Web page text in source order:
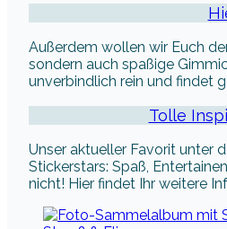
Außerdem wollen wir Euch
sondern auch spaßige
unverbindlich rein und findet
Tolle
Unser aktueller Favorit unter
Stickerstars: Spaß,
nicht! Hier findet Ihr weitere